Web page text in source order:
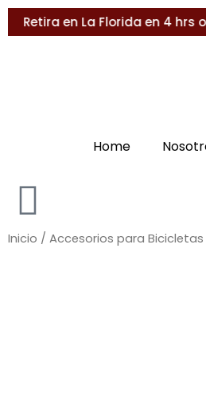
al
en La Florida en 4 hrs o
Home
Inicio / Accesorios para Bicicletas